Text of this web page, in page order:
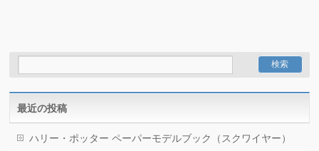
最近の投稿
ハリー・ポッター ペーパーモデルブック（スクワイヤー）